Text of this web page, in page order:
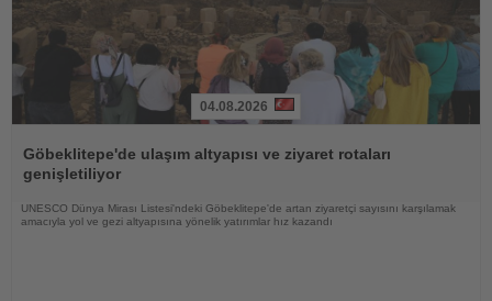
Oku
04.08.2026
Göbeklitepe'de ulaşım altyapısı ve ziyaret rotaları
genişletiliyor
UNESCO Dünya Mirası Listesi'ndeki Göbeklitepe'de artan ziyaretçi sayısını karşılamak
amacıyla yol ve gezi altyapısına yönelik yatırımlar hız kazandı